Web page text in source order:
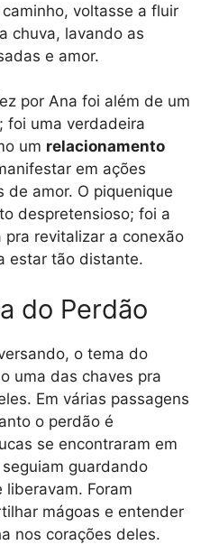
voltasse a fluir
chuva, lavando as
e amor.
por Ana foi além de um
foi uma verdadeira
um relacionamento
em ações
de amor. O piquenique
despretensioso; foi a
revitalizar a conexão
estar tão distante.
do Perdão
o tema do
uma das chaves pra
Em várias passagens
o perdão é
se encontraram em
guardando
Foram
mágoas e entender
nos corações deles.